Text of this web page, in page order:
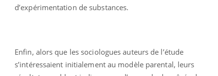
d’expérimentation de substances.
Enfin, alors que les sociologues auteurs de l’étude
s’intéressaient initialement au modèle parental, leurs